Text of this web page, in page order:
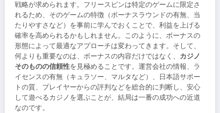
戦略が求められます。フリースピンは特定のゲームに限定さ
れるため、そのゲームの特徴（ボーナスラウンドの有無、当
たりやすさなど）を事前に学んでおくことで、利益を上げる
確率を高められるかもしれません。このように、ボーナスの
形態によって最適なアプローチは変わってきます。そして、
何よりも重要なのは、ボーナスの内容だけではなく、 カジノ
そのものの信頼性を見極めることです。運営会社の情報、ラ
イセンスの有無（キュラソー、マルタなど）、日本語サポー
トの質、プレイヤーからの評判などを総合的に判断し、安心
して遊べるカジノを選ぶことが、結局は一番の成功への近道
なのです。